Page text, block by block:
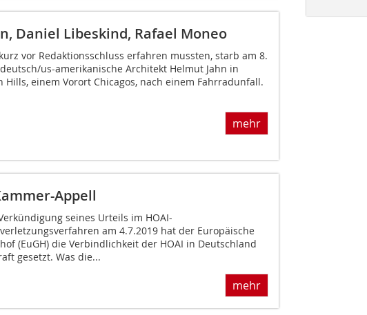
Daniel Libeskind, Rafael Moneo
vor Redaktionsschluss erfahren mussten, starb am 8.
us-amerikanische Architekt Helmut Jahn in
Hills, einem Vorort Chicagos, nach einem Fahrradunfall.
mehr
Appell
seines Urteils im HOAI-
am 4.7.2019 hat der Europäische
(EuGH) die Verbindlichkeit der HOAI in Deutschland
gesetzt. Was die...
mehr